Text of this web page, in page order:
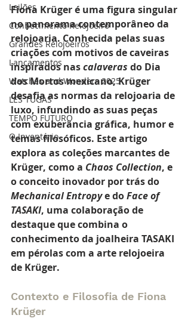
Leilões
Conhecimento Relojoeiro
Grandes Relojoeiros
Lançamentos
Watches and Wonders 2025
LES TUGAS
TEMPO FUTURO
O Inventário
Fiona Krüger é uma figura singular
no panorama contemporâneo da
relojoaria. Conhecida pelas suas
criações com motivos de caveiras
inspirados nas calaveras do Dia
dos Mortos mexicano, Krüger
desafia as normas da relojoaria de
luxo, infundindo as suas peças
com exuberância gráfica, humor e
temas filosóficos. Este artigo
explora as coleções marcantes de
Krüger, como a Chaos Collection, e
o conceito inovador por trás do
Mechanical Entropy e do Face of
TASAKI, uma colaboração de
destaque que combina o
conhecimento da joalheira TASAKI
em pérolas com a arte relojoeira
de Krüger.
Contexto e Filosofia de Fiona
Krüger